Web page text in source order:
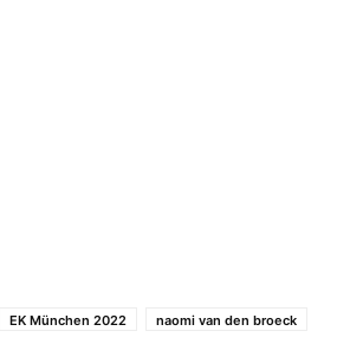
EK München 2022 naomi van den broeck